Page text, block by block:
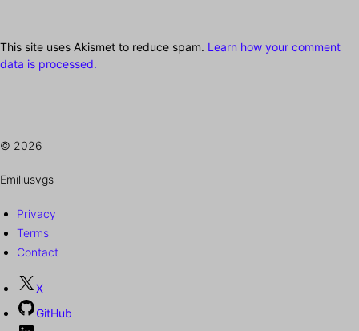
This site uses Akismet to reduce spam. Learn how your comment
data is processed.
© 2026
Emiliusvgs
Privacy
Terms
Contact
X
GitHub